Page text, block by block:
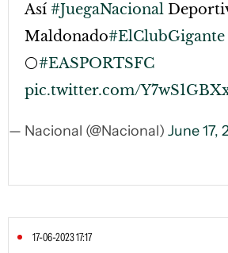
Así #JuegaNacional
Maldonado#ElClubGigante
⚪️#EASPORTSFC
pic.twitter.com/
— Nacional (@Nacional) June 17,
17-06-2023 17:17